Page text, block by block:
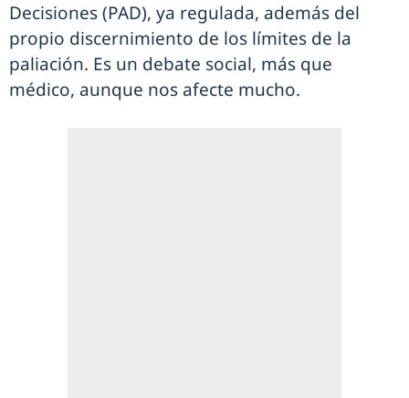
Decisiones (PAD), ya regulada, además del
propio discernimiento de los límites de la
paliación. Es un debate social, más que
médico, aunque nos afecte mucho.